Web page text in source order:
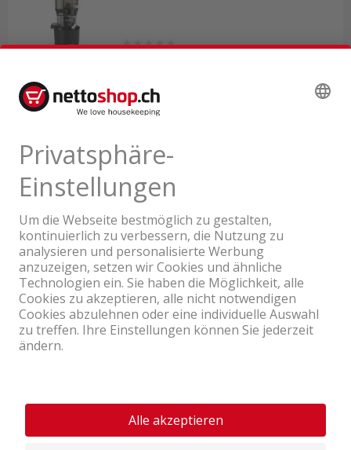
477.00
inkl. MwSt. & vRG
Ein Unternehmen der Coop Gruppe